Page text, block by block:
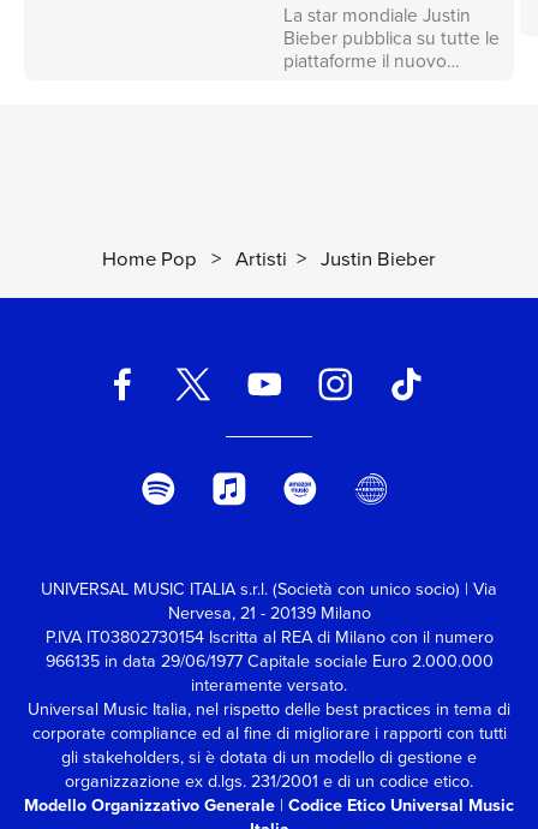
La star mondiale Justin
Bieber pubblica su tutte le
piattaforme il nuovo
mondo.Sono molte le
Chance The Rapper.
“Justice” comprende
Giveon e Daniel Caesar, e
featuring d’eccellenza, fra
dei maggiori successi di
questo album è
sicuramente aver
riportato Justin Bieber su
un palco, seppur virtuale,
in diverse occasioni: un
concerto in livestreaming
per Capodanno, l’evento
di realtà aumentata
Spotify Stream On e il
recente concerto NPR
Home Pop > Artisti > Justin Bieber
UNIVERSAL MUSIC ITALIA s.r.l. (Società con unico socio) | Via
Nervesa, 21 - 20139 Milano
P.IVA IT03802730154 Iscritta al REA di Milano con il numero
966135 in data 29/06/1977Capitale sociale Euro 2.000.000
interamente versato.
Universal Music Italia, nel rispetto delle best practices in tema di
corporate compliance ed al fine di migliorare i rapporti con tutti
gli stakeholders,si è dotata di un modello di gestione e
organizzazione ex d.lgs. 231/2001 e di un codice etico.
Modello Organizzativo Generale | Codice Etico Universal Music